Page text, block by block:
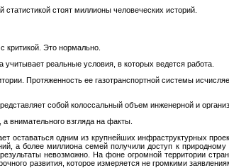
стоят миллионы человеческих историй.
критикой. Это нормально.
учитывает реальные условия, в которых ведется работа.
Протяженность ее газотранспортной системы
собой колоссальный объем инженерной и
внимательного взгляда на факты.
оставаться одним из крупнейших инфраструктурных
а более миллиона семей получили доступ к
невозможно. На фоне огромной территории
развития, которое измеряется не громкими